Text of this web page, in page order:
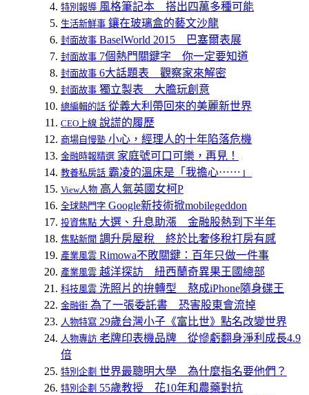
特別報導 風格筆記本 搭出四萬多種可能
生活新鮮事 鑲在玻璃盒的藝文沙龍
封面故事 BaselWorld 2015 巴塞爾表展
封面故事 7個熱門關鍵字 你一定要知道
封面故事 6大話題表 觀察家來解密
封面故事 獨立製表 大膽玩創意
總編輯的話 從義大利帶回來的美麗新世界
CEO上線 說謊的履歷
商場自慢塾 小心，經理人的十年陷落危機
金融時報精選 家庭號可口可樂，再見！
教養私房話 霸凌的溫床是「我擔心⋯⋯」
View人物 高人氣英國女柯P
全球熱門字 Google新技術掀mobilegeddon
投資焦點 大選、升息助漲 金融股熱到下半年
焦點新聞 調升房屋稅 終於比奢侈稅打房有感
產業風雲 Rimowa不敗關鍵：百年只做一件事
產業風雲 越洋探訪 紐西蘭奇異果王國總部
科技風雲 洗照片的拚轉型 熬成iPhone隨身碟王
金融街 為了一張委託書 恐害股東會流掉
人物特寫 29歲台灣小子《富比世》點名改變世界
人物專訪 老牌印表機品牌 從慘虧翻身淨利成長4.9
倍
特別企劃 世界最聰明大學 為什麼指名要他們？
特別企劃 55歲教授 花10年和農藥對抗